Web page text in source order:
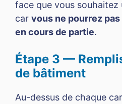
face que vous souhaitez
car vous ne pourrez
en cours de partie.
Étape 3 —
de bâtiment
Au-dessus de chaque